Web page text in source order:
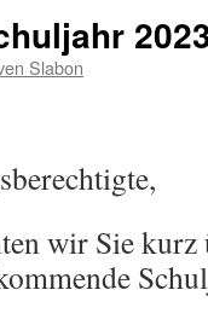
Slabon
wir Sie kurz